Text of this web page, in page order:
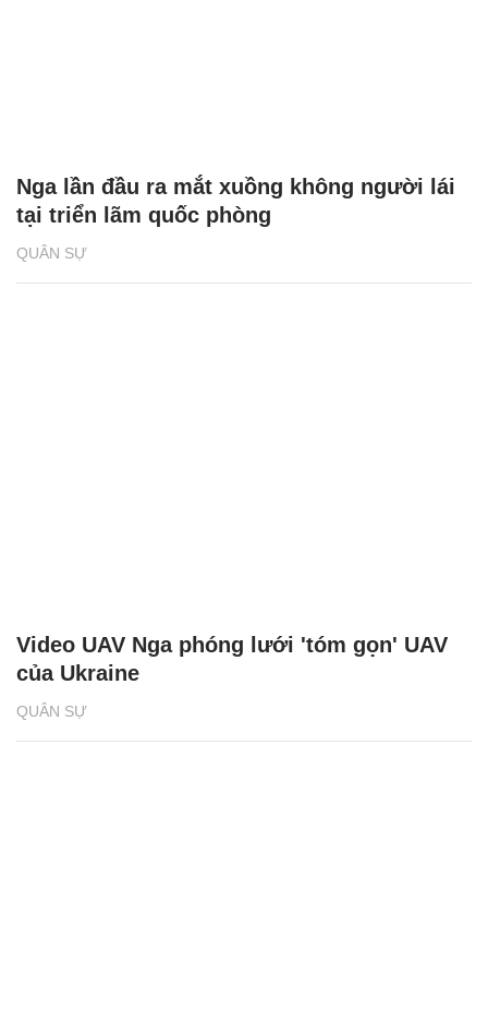
QUÂN SỰ
Nga lần đầu ra mắt xuồng không người lái
tại triển lãm quốc phòng
QUÂN SỰ
Video UAV Nga phóng lưới 'tóm gọn' UAV
của Ukraine